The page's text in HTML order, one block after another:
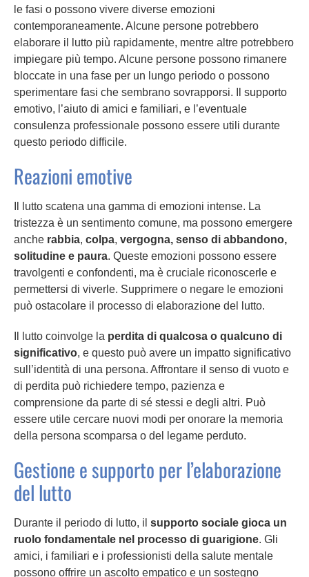
le fasi o possono vivere diverse emozioni
contemporaneamente. Alcune persone potrebbero
elaborare il lutto più rapidamente, mentre altre potrebbero
impiegare più tempo. Alcune persone possono rimanere
bloccate in una fase per un lungo periodo o possono
sperimentare fasi che sembrano sovrapporsi. Il supporto
emotivo, l’aiuto di amici e familiari, e l’eventuale
consulenza professionale possono essere utili durante
questo periodo difficile.
Reazioni emotive
Il lutto scatena una gamma di emozioni intense. La
tristezza è un sentimento comune, ma possono emergere
anche rabbia, colpa, vergogna, senso di abbandono,
solitudine e paura. Queste emozioni possono essere
travolgenti e confondenti, ma è cruciale riconoscerle e
permettersi di viverle. Supprimere o negare le emozioni
può ostacolare il processo di elaborazione del lutto.
Il lutto coinvolge la perdita di qualcosa o qualcuno di
significativo, e questo può avere un impatto significativo
sull’identità di una persona. Affrontare il senso di vuoto e
di perdita può richiedere tempo, pazienza e
comprensione da parte di sé stessi e degli altri. Può
essere utile cercare nuovi modi per onorare la memoria
della persona scomparsa o del legame perduto.
Gestione e supporto per l’elaborazione
del lutto
Durante il periodo di lutto, il supporto sociale gioca un
ruolo fondamentale nel processo di guarigione. Gli
amici, i familiari e i professionisti della salute mentale
possono offrire un ascolto empatico e un sostegno